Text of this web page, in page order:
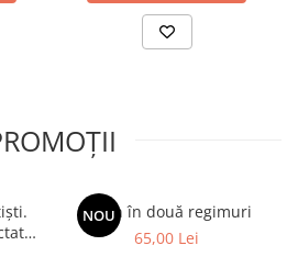
NOU
Spion în două regimuri
65,00 Lei